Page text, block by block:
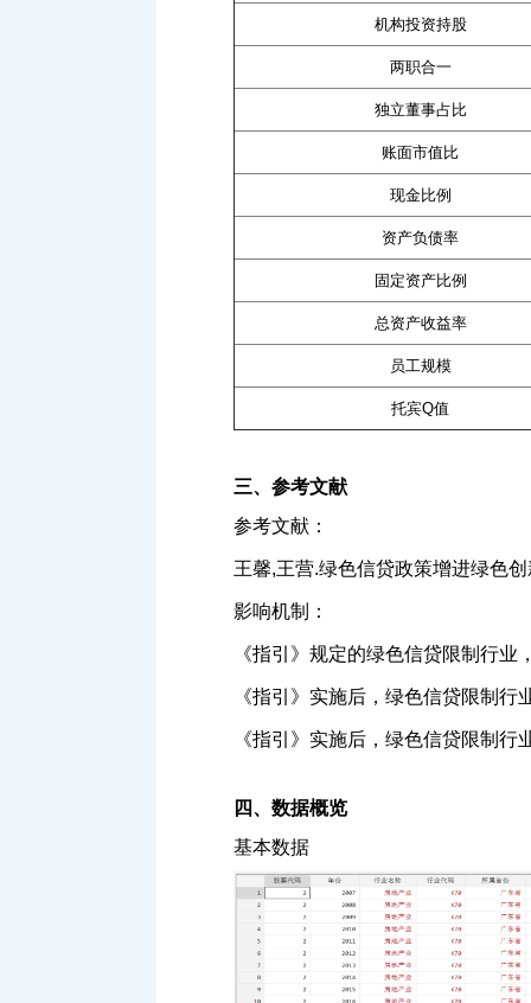
机构投资持股
两职合一
独立董事占比
账面市值比
现金比例
资产负债率
固定资产比例
总资产收益率
员工规模
托宾Q值
三、参考文献
参考文献：
王馨,王营.绿色信贷政策增进绿色
影响机制：
《指引》规定的绿色信贷限制行业
《指引》实施后，绿色信贷限制
《指引》实施后，绿色信贷限制
四、数据概览
基本数据